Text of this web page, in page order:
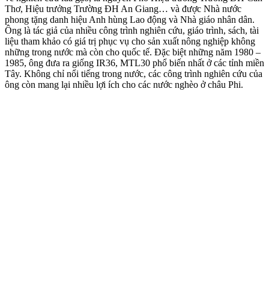
Thơ, Hiệu trưởng Trường ĐH An Giang… và được Nhà nước
phong tặng danh hiệu Anh hùng Lao động và Nhà giáo nhân dân.
Ông là tác giả của nhiều công trình nghiên cứu, giáo trình, sách, tài
liệu tham khảo có giá trị phục vụ cho sản xuất nông nghiệp không
những trong nước mà còn cho quốc tế. Đặc biệt những năm 1980 –
1985, ông đưa ra giống IR36, MTL30 phổ biến nhất ở các tỉnh miền
Tây. Không chỉ nổi tiếng trong nước, các công trình nghiên cứu của
ông còn mang lại nhiều lợi ích cho các nước nghèo ở châu Phi.